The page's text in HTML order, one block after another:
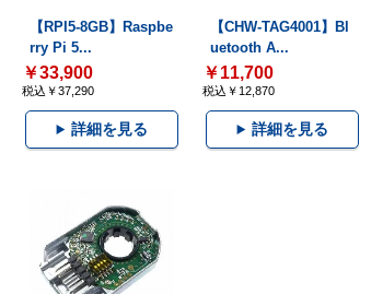
【RPI5-8GB】Raspbe
rry Pi 5...
￥33,900
税込￥37,290
詳細を見る
【CHW-TAG4001】Bl
uetooth A...
￥11,700
税込￥12,870
詳細を見る